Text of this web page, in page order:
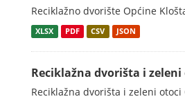
Reciklažno dvorište Općine
XLSX PDF CSV JSON
Reciklažna dvorišta i zeleni
Reciklažna dvorišta i zeleni